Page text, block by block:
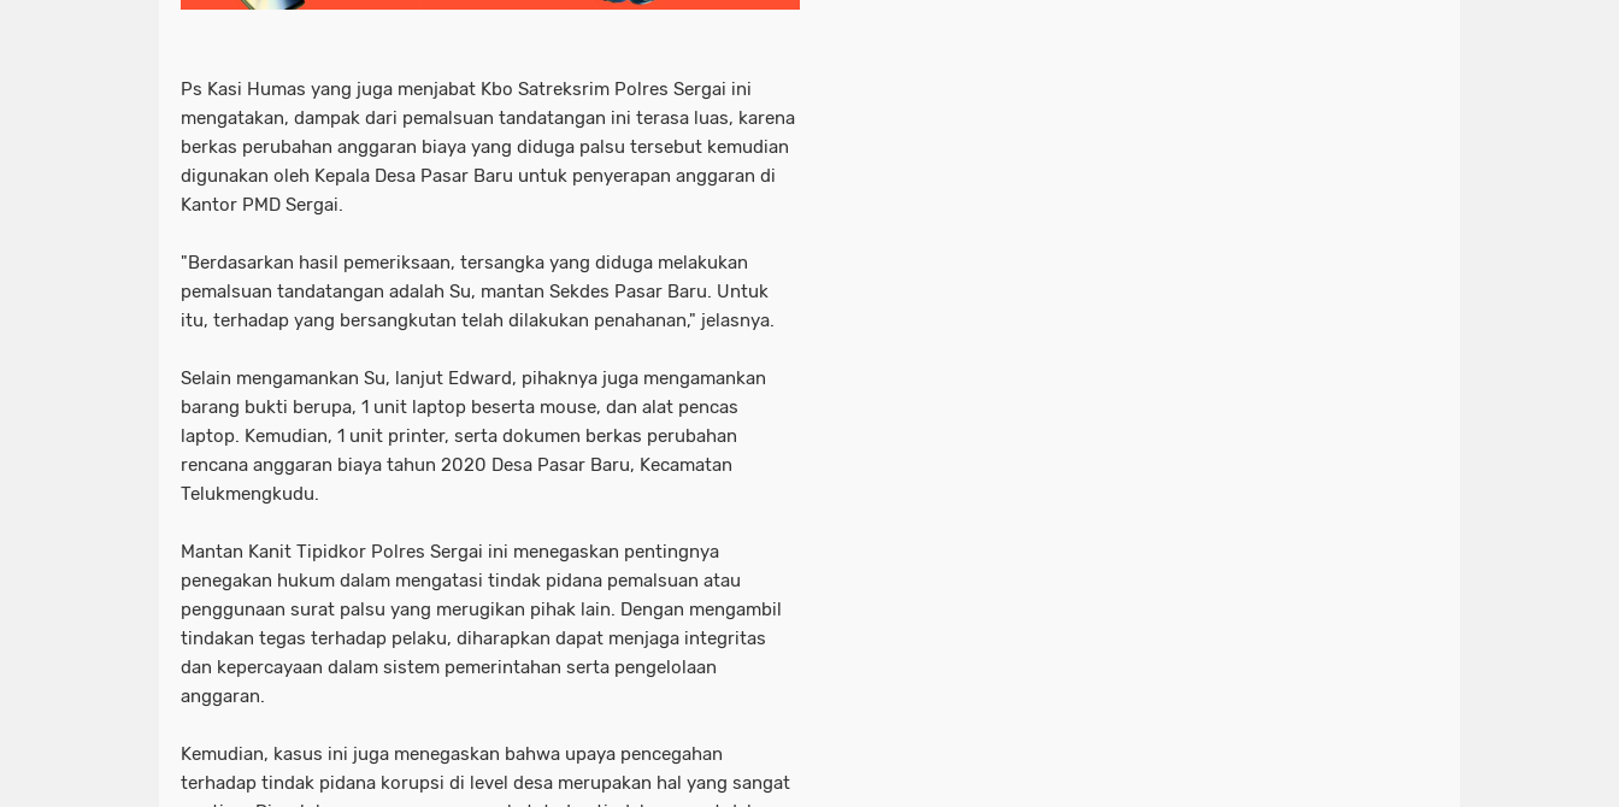
Ps Kasi Humas yang juga menjabat Kbo Satreksrim Polres Sergai ini
mengatakan, dampak dari pemalsuan tandatangan ini terasa luas, karena
berkas perubahan anggaran biaya yang diduga palsu tersebut kemudian
digunakan oleh Kepala Desa Pasar Baru untuk penyerapan anggaran di
Kantor PMD Sergai.
"Berdasarkan hasil pemeriksaan, tersangka yang diduga melakukan
pemalsuan tandatangan adalah Su, mantan Sekdes Pasar Baru. Untuk
itu, terhadap yang bersangkutan telah dilakukan penahanan," jelasnya.
Selain mengamankan Su, lanjut Edward, pihaknya juga mengamankan
barang bukti berupa, 1 unit laptop beserta mouse, dan alat pencas
laptop. Kemudian, 1 unit printer, serta dokumen berkas perubahan
rencana anggaran biaya tahun 2020 Desa Pasar Baru, Kecamatan
Telukmengkudu.
Mantan Kanit Tipidkor Polres Sergai ini menegaskan pentingnya
penegakan hukum dalam mengatasi tindak pidana pemalsuan atau
penggunaan surat palsu yang merugikan pihak lain. Dengan mengambil
tindakan tegas terhadap pelaku, diharapkan dapat menjaga integritas
dan kepercayaan dalam sistem pemerintahan serta pengelolaan
anggaran.
Kemudian, kasus ini juga menegaskan bahwa upaya pencegahan
terhadap tindak pidana korupsi di level desa merupakan hal yang sangat